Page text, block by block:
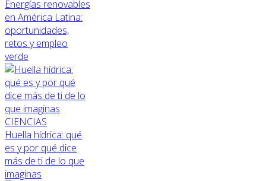
Energías renovables
en América Latina:
oportunidades,
retos y empleo
verde
CIENCIAS
Huella hídrica: qué
es y por qué dice
más de ti de lo que
imaginas